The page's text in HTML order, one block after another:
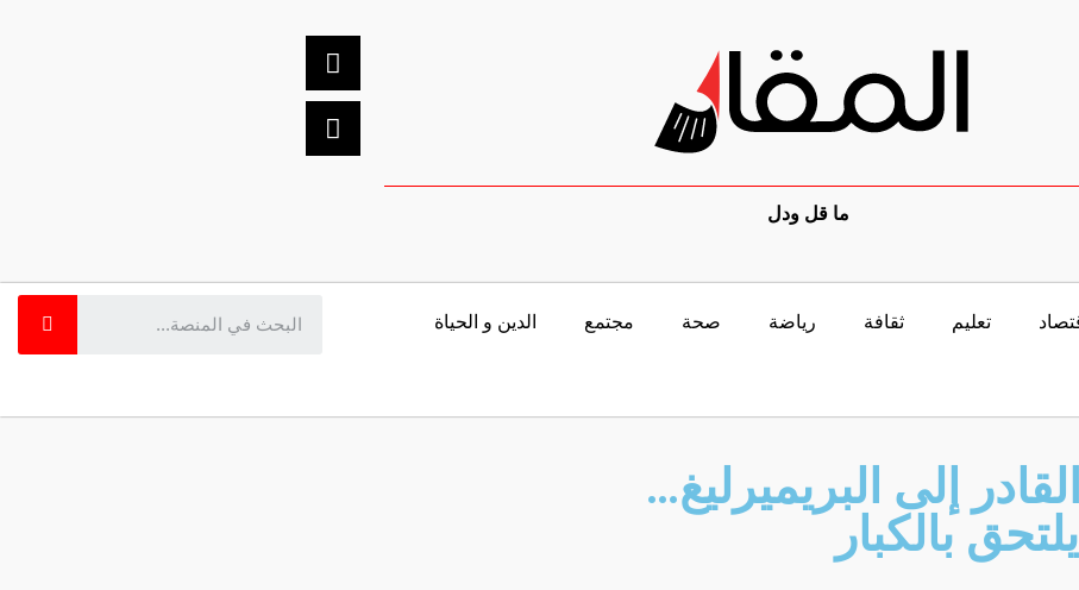
ما قل ودل
تعليم ثقافة رياضة صحة مجتمع الدين و الحياة
إلى البريميرليغ…
بالكبار